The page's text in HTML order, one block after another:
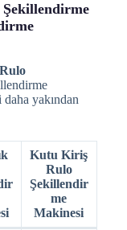
daha yakından
Kutu Kiriş
Rulo
Şekillendir
me
Makinesi